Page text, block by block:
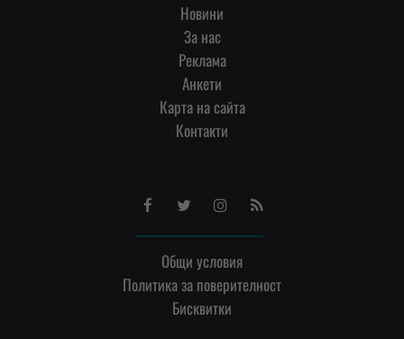
Новини
За нас
Реклама
Анкети
Карта на сайта
Контакти
FacebookTwitterInstagram
RSS
Общи условия
Политика за поверителност
Бисквитки